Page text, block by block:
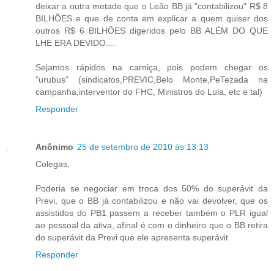
deixar a outra metade que o Leão BB já "contabilizou" R$ 8
BILHÕES e que de conta em explicar a quem quiser dos
outros R$ 6 BILHÕES digeridos pelo BB ALÉM DO QUE
LHE ERA DEVIDO....
Sejamos rápidos na carniça, pois podem chegar os
"urubus" (sindicatos,PREVIC,Belo Monte,PeTezada na
campanha,interventor do FHC, Ministros do Lula, etc e tal)
Responder
Anônimo 25 de setembro de 2010 às 13:13
Colegas,
Poderia se negociar em troca dos 50% do superávit da
Previ, que o BB já contabilizou e não vai devolver, que os
assistidos do PB1 passem a receber também o PLR igual
ao pessoal da ativa, afinal é com o dinheiro que o BB retira
do superávit da Previ que ele apresenta superávit
Responder